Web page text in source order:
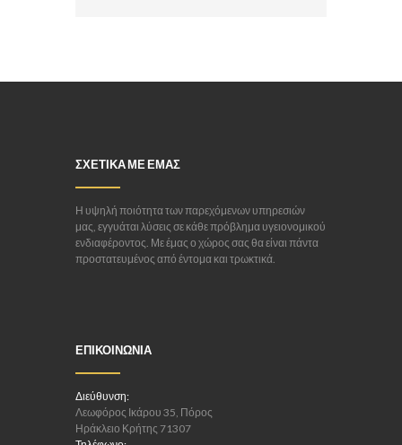
ΣΧΕΤΙΚΑ ΜΕ ΕΜΑΣ
Η υψηλή ποιότητα των παρεχόμενων υπηρεσιών
μας, εγγυάται λύσεις σε κάθε πρόβλημα υγειονομικού
ενδιαφέροντος. Με έμας ο χώρος σας θα είναι πάντα
προστατευμένος από έντομα και τρωκτικά.
ΕΠΙΚΟΙΝΩΝΙΑ
Διεύθυνση:
Λεωφόρος Ικάρου 35, Πόρος
Ηράκλειο Κρήτης 71307